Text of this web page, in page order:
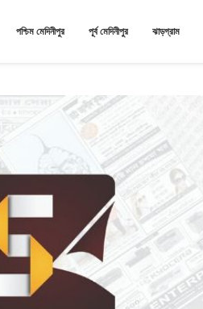
পশ্চিম মেদিনীপুর পূর্ব মেদিনীপুর ঝাড়গ্রাম